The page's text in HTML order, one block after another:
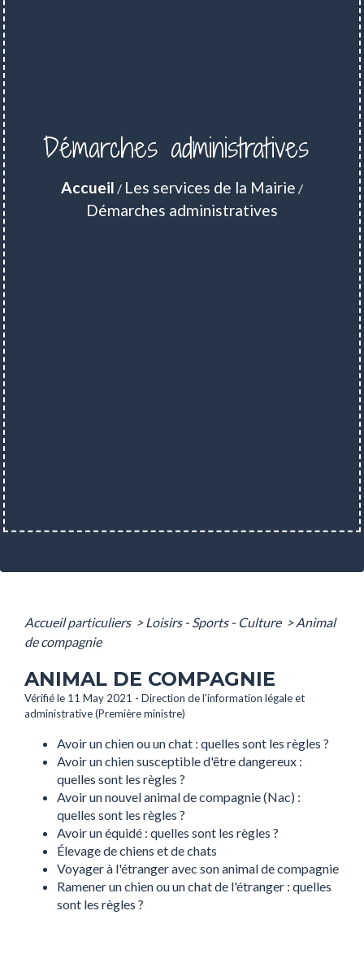
Démarches administratives
Accueil / Les services de la Mairie /
Démarches administratives
Accueil particuliers > Loisirs - Sports - Culture > Animal
de compagnie
ANIMAL DE COMPAGNIE
Vérifié le 11 May 2021 - Direction de l'information légale et
administrative (Première ministre)
Avoir un chien ou un chat : quelles sont les règles ?
Avoir un chien susceptible d'être dangereux :
quelles sont les règles ?
Avoir un nouvel animal de compagnie (Nac) :
quelles sont les règles ?
Avoir un équidé : quelles sont les règles ?
Élevage de chiens et de chats
Voyager à l'étranger avec son animal de compagnie
Ramener un chien ou un chat de l'étranger : quelles
sont les règles ?